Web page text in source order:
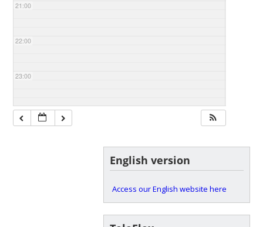
21:00
22:00
23:00
English version
Access our English website here